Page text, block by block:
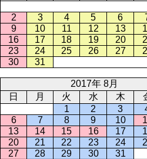
2
3 4 5 6
9
10 11 12 13
16
17 18 19 20
23
24 25 26 27
30
31
2017年 8月
日
月 火 水 木
1
2 3
6
7 8 9 10
13
14 15 16 17
20
21 22 23 24
27
28 29 30 31